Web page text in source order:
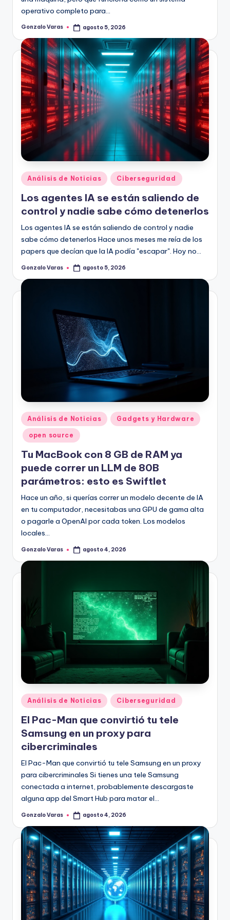
operativo completo para…
Publicado
Gonzalo Varas agosto 5, 2026
Publicado
en
Análisis de Noticias Ciberseguridad
Los agentes IA se están saliendo de
control y nadie sabe cómo detenerlos
Los agentes IA se están saliendo de control y nadie
sabe cómo detenerlos Hace unos meses me reía de los
papers que decían que la IA podía "escapar". Hoy no…
Publicado
Gonzalo Varas agosto 5, 2026
Publicado
en
Análisis de Noticias Gadgets y Hardware
open source
Tu MacBook con 8 GB de RAM ya
puede correr un LLM de 80B
parámetros: esto es Swiftlet
Hace un año, si querías correr un modelo decente de IA
en tu computador, necesitabas una GPU de gama alta
o pagarle a OpenAI por cada token. Los modelos
locales…
Publicado
Gonzalo Varas agosto 4, 2026
Publicado
en
Análisis de Noticias Ciberseguridad
El Pac-Man que convirtió tu tele
Samsung en un proxy para
cibercriminales
El Pac-Man que convirtió tu tele Samsung en un proxy
para cibercriminales Si tienes una tele Samsung
conectada a internet, probablemente descargaste
alguna app del Smart Hub para matar el…
Publicado
Gonzalo Varas agosto 4, 2026